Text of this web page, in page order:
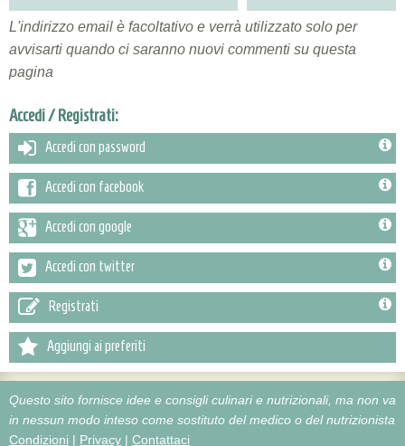
L'indirizzo email è facoltativo e verrà utilizzato solo per
avvisarti quando ci saranno nuovi commenti su questa
pagina
Accedi / Registrati:
Accedi con password
Accedi con facebook
Accedi con google
Accedi con twitter
Registrati
Aggiungi ai preferiti
Questo sito fornisce idee e consigli culinari e nutrizionali, ma non va
in nessun modo inteso come sostituto del medico o del nutrizionista
Condizioni | Privacy | Contattaci